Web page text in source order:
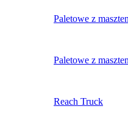
Paletowe z
Paletowe z
Reach Truck